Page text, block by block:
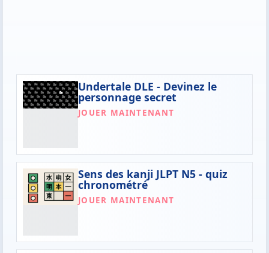
Undertale DLE - Devinez le
personnage secret
JOUER MAINTENANT
Sens des kanji JLPT N5 - quiz
chronométré
JOUER MAINTENANT